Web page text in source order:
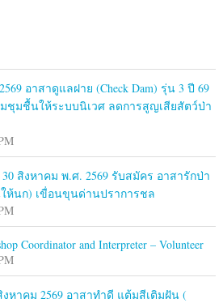
อาสาดูแลฝาย (Check Dam) รุ่น 3 ปี 69
มชื้นให้ระบบนิเวศ ลดการสูญเสียสัตว์ป่า
สิงหาคม พ.ศ. 2569 รับสมัคร อาสารักป่า
ห้นก) เขื่อนขุนด่านปราการชล
Coordinator and Interpreter – Volunteer
หาคม 2569 อาสาทำดี แต้มสีเติมฝัน (